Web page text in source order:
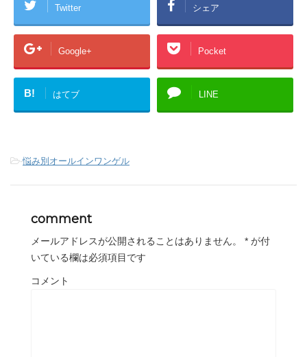
Twitter シェア
Google+ Pocket
B! はてブ LINE
-悩み別オールインワンゲル
comment
メールアドレスが公開されることはありません。 * が付
いている欄は必須項目です
コメント